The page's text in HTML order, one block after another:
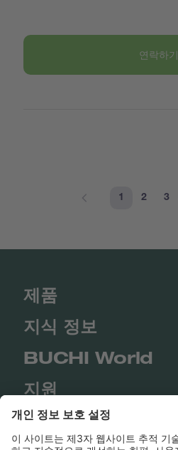
연락하기
1 2 3
제품
지식 정보
BUCHI World
지원
Shop